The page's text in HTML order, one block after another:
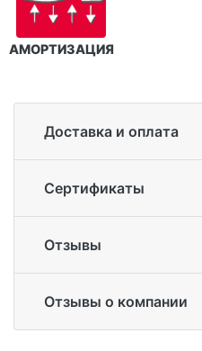
АМОРТИЗАЦИЯ
Доставка и оплата
Сертификаты
Отзывы
Отзывы о компании